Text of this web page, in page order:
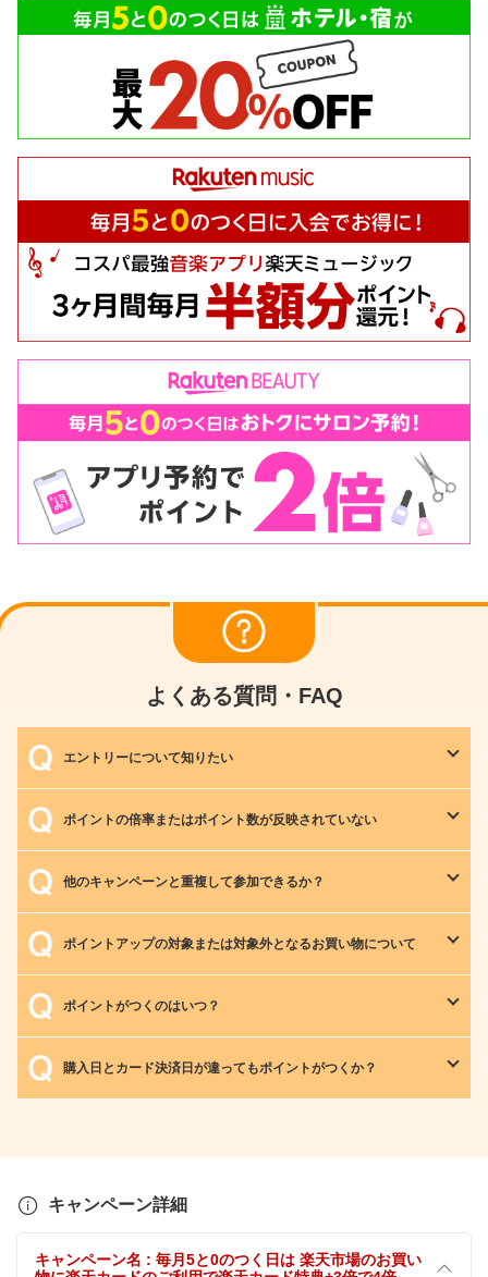
よくある質問・FAQ
エントリーについて知りたい
ポイントの倍率またはポイント数が反映されていない
他のキャンペーンと重複して参加できるか？
ポイントアップの対象または対象外となるお買い物について
ポイントがつくのはいつ？
購入日とカード決済日が違ってもポイントがつくか？
キャンペーン詳細
キャンペーン名 : 毎月5と0のつく日は 楽天市場のお買い